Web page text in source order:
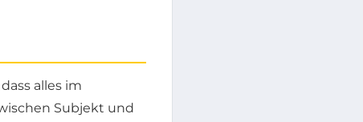
alles im
Subjekt und